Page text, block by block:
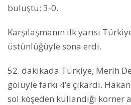
buluştu: 3-0.
Karşılaşmanın ilk yarısı
üstünlüğüyle sona erdi.
52. dakikada Türkiye, Merih
golüyle farkı 4’e çıkardı.
sol köşeden kullandığı korner